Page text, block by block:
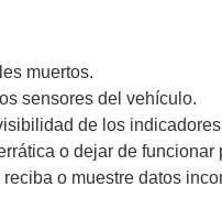
muertos.
sensores del vehículo.
de los
o dejar de funcionar
o muestre datos